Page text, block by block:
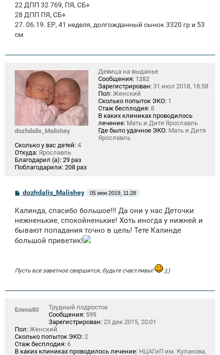
22 ДПП 32 769, ПЯ, СБ+
28 ДПП ПЯ, СБ+
27. 06.19. ЕР, 41 неделя, долгожданный сынок 3320 гр и 53
см
dozhdalis_Malishey
Девица на выданье
Сообщения: 1282
Зарегистрирован: 31 июл 2018, 18:58
Пол: Женский
Сколько попыток ЭКО: 1
Стаж бесплодия: 8
В каких клиниках проводилось
лечение: Мать и Дитя Ярославль
Где было удачное ЭКО: Мать и Дитя
Ярославль
Сколько у вас детей: 4
Откуда: Ярославль
Благодарил (а): 29 раз
Поблагодарили: 208 раз
С
о
б
щ
н
и
dozhdalis_Malishey 05 июн 2019, 11:28
Калинда, спасибо большое!!! Да они у нас Деточки
нежненькие, спокойненькие! Хоть иногда у нижней и
бывают попадания точно в цель! Тете Калинде
большой приветик!
Пусть все заветное свершится, будьте счастливы! :);)
Елена80
Трудный подросток
Сообщения: 595
Зарегистрирован: 23 дек 2015, 20:01
Пол: Женский
Сколько попыток ЭКО: 2
Стаж бесплодия: 6
В каких клиниках проводилось лечение: НЦАГиП им. Кулакова,